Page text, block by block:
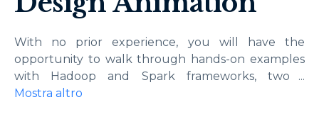
With no prior experience, you will have the
opportunity to walk through hands-on examples
with Hadoop and Spark frameworks, two...
Mostra altro